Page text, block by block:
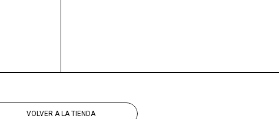
VOLVER A LA TIENDA